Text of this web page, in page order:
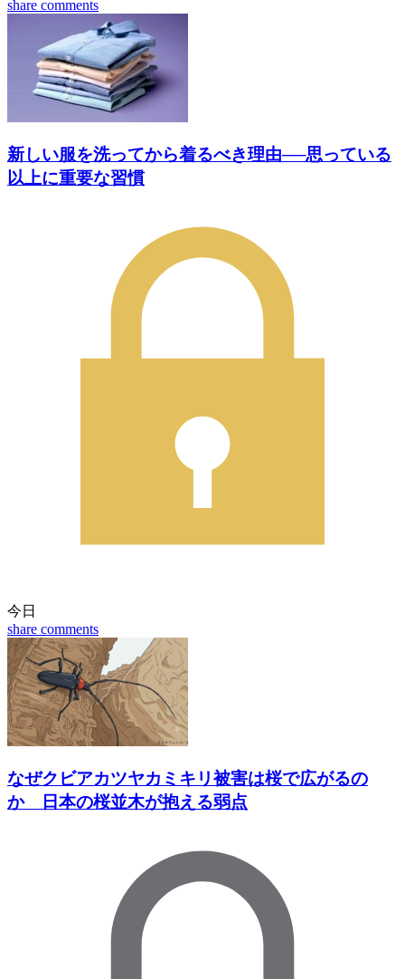
share comments
新しい服を洗ってから着るべき理由──思っている
以上に重要な習慣
今日
share comments
なぜクビアカツヤカミキリ被害は桜で広がるの
か 日本の桜並木が抱える弱点